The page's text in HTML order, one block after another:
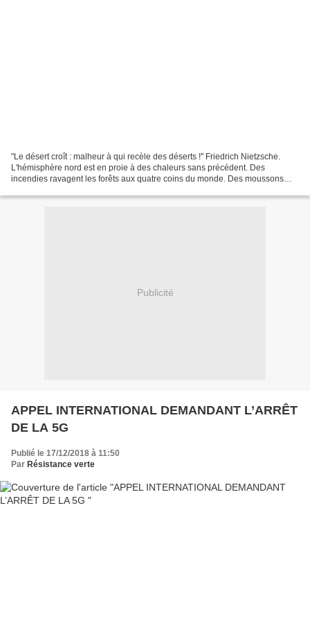
"Le désert croît : malheur à qui recèle des déserts !" Friedrich Nietzsche.
L'hémisphère nord est en proie à des chaleurs sans précédent. Des
incendies ravagent les forêts aux quatre coins du monde. Des moussons
Publicité
APPEL INTERNATIONAL DEMANDANT L’ARRÊT
DE LA 5G
Publié le 17/12/2018 à 11:50
Par Résistance verte